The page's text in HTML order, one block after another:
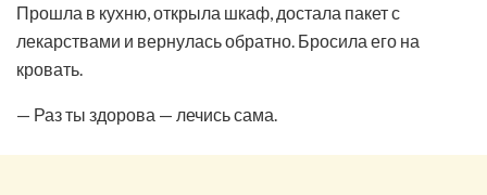
Прошла в кухню, открыла шкаф, достала пакет с
лекарствами и вернулась обратно. Бросила его на
кровать.
— Раз ты здорова — лечись сама.